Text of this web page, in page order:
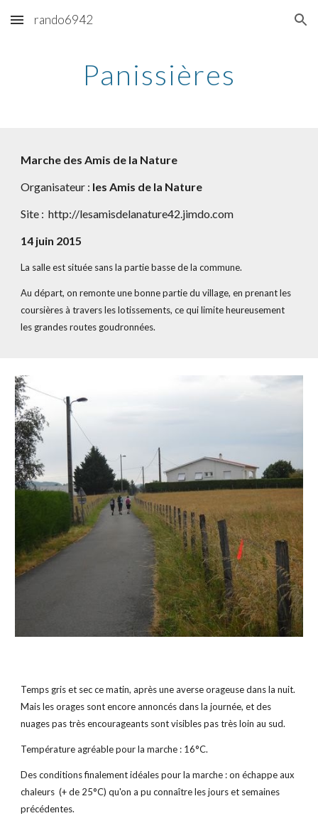
Skip to main content Skip to navigation
rando6942
Panissières
Marche des Amis de la Nature
Organisateur : les Amis de la Nature
Site :  http://lesamisdelanature42.jimdo.com
14 juin 2015
La salle est située sans la partie basse de la commune.
Au départ, on remonte une bonne partie du village, en prenant les
coursières à travers les lotissements, ce qui limite heureusement
les grandes routes goudronnées.
Temps gris et sec ce matin, après une averse orageuse dans la nuit.
Mais les orages sont encore annoncés dans la journée, et des
nuages pas très encourageants sont visibles pas très loin au sud.
Température agréable pour la marche : 16°C.
Des conditions finalement idéales pour la marche : on échappe aux
chaleurs  (+ de 25°C) qu'on a pu connaître les jours et semaines
précédentes.